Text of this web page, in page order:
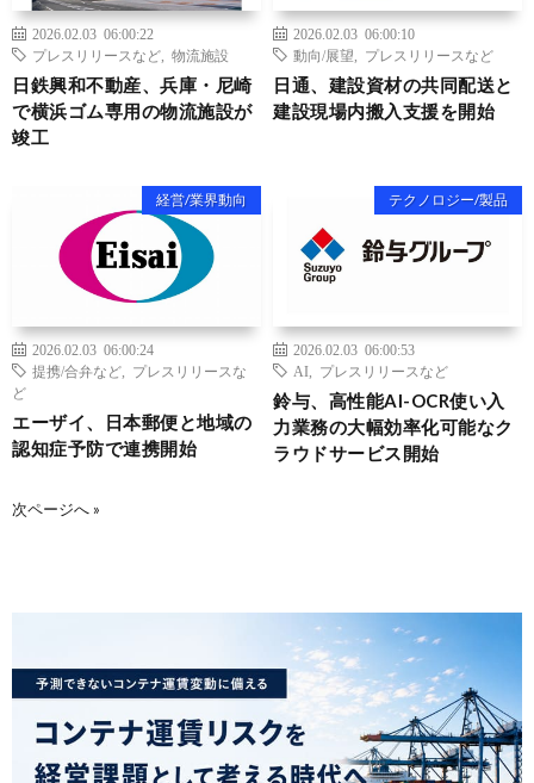
2026.02.03 06:00:22
プレスリリースなど
物流施設
日鉄興和不動産、兵庫・尼崎
で横浜ゴム専用の物流施設が
竣工
2026.02.03 06:00:10
動向/展望
プレスリリースなど
日通、建設資材の共同配送と
建設現場内搬入支援を開始
経営/業界動向
2026.02.03 06:00:24
提携/合弁など
プレスリリースな
ど
エーザイ、日本郵便と地域の
認知症予防で連携開始
テクノロジー/製品
2026.02.03 06:00:53
AI
プレスリリースなど
鈴与、高性能AI-OCR使い入
力業務の大幅効率化可能なク
ラウドサービス開始
次ページへ »